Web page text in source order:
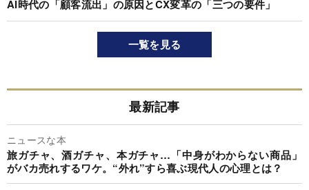
AI時代の「顧客流出」の原因とCX変革の「三つの要件」
一覧を見る
最新記事
ニュースな本
旅ガチャ、酒ガチャ、本ガチャ…「中身がわからない商品」
がバカ売れするワケ。“外れ”すら喜ぶ現代人の心理とは？